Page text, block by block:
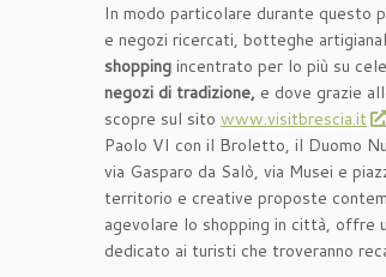
In modo particolare durante questo
e negozi ricercati, botteghe
shopping incentrato per lo più su
negozi di tradizione, e dove grazie
scopre sul sito www.visitbrescia.it
Paolo VI con il Broletto, il Duomo
via Gasparo da Salò, via Musei e
territorio e creative proposte
agevolare lo shopping in città, offre
dedicato ai turisti che troveranno